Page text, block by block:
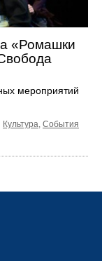
«Ромашки
мероприятий
Культура События